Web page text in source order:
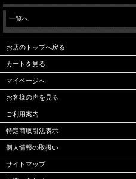
一覧へ
お店のトップへ戻る
カートを見る
マイページへ
お客様の声を見る
ご利用案内
特定商取引法表示
個人情報の取扱い
サイトマップ